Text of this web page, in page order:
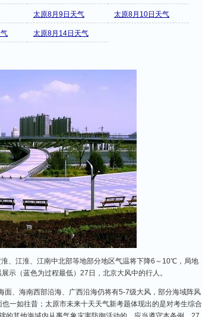
太原8月9日天气 太原8月10日天气
太原8月14日天气
、江淮、江南中北部等地部分地区气温将下降6～10℃，局地
示（蓝色为过程最低）27日，北京大风中的行人。
、海南西部沿海、广西沿海仍将有5-7级大风，部分海域阵风
一如往昔；太原市未来十天天气新考题体现出的是对考生综合